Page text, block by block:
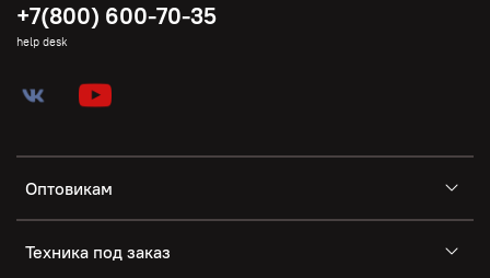
Оптовикам
Техника под заказ
+7(800) 600-70-35
help desk